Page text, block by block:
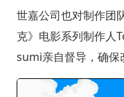
世嘉公司也对制作团
克》电影系列制作人
sumi亲自督导，确保